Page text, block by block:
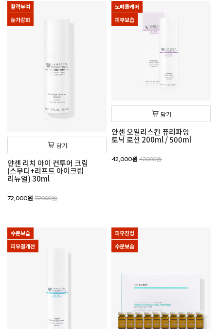
활력부여
눈가강화
담기
얀센 리치 아이 컨투어 크림
(스무디+리프트 아이크림
리뉴얼) 30ml
72,000원 72000원
노폐물케어
피부보습
담기
얀센 오일리스킨 퓨리파잉
토닉 로션 200ml / 500ml
42,000원 42000원
수분보습
피부결개선
피부진정
수분보습